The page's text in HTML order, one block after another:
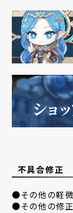
不具合修正
●その他の軽微
●その他の修